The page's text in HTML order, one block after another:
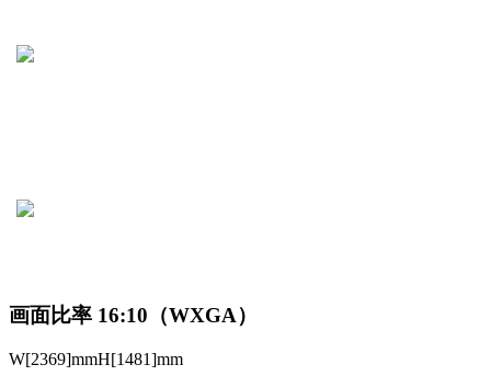
画面比率 16:10（WXGA）
W[2369]mmH[1481]mm